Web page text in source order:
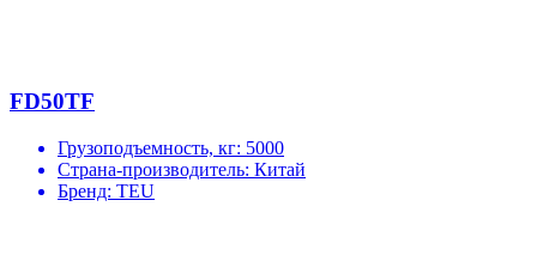
FD50TF
Грузоподъемность, кг: 5000
Страна-производитель: Китай
Бренд: TEU